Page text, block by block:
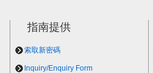
指南提供
索取新密碼
Inquiry/Enquiry Form